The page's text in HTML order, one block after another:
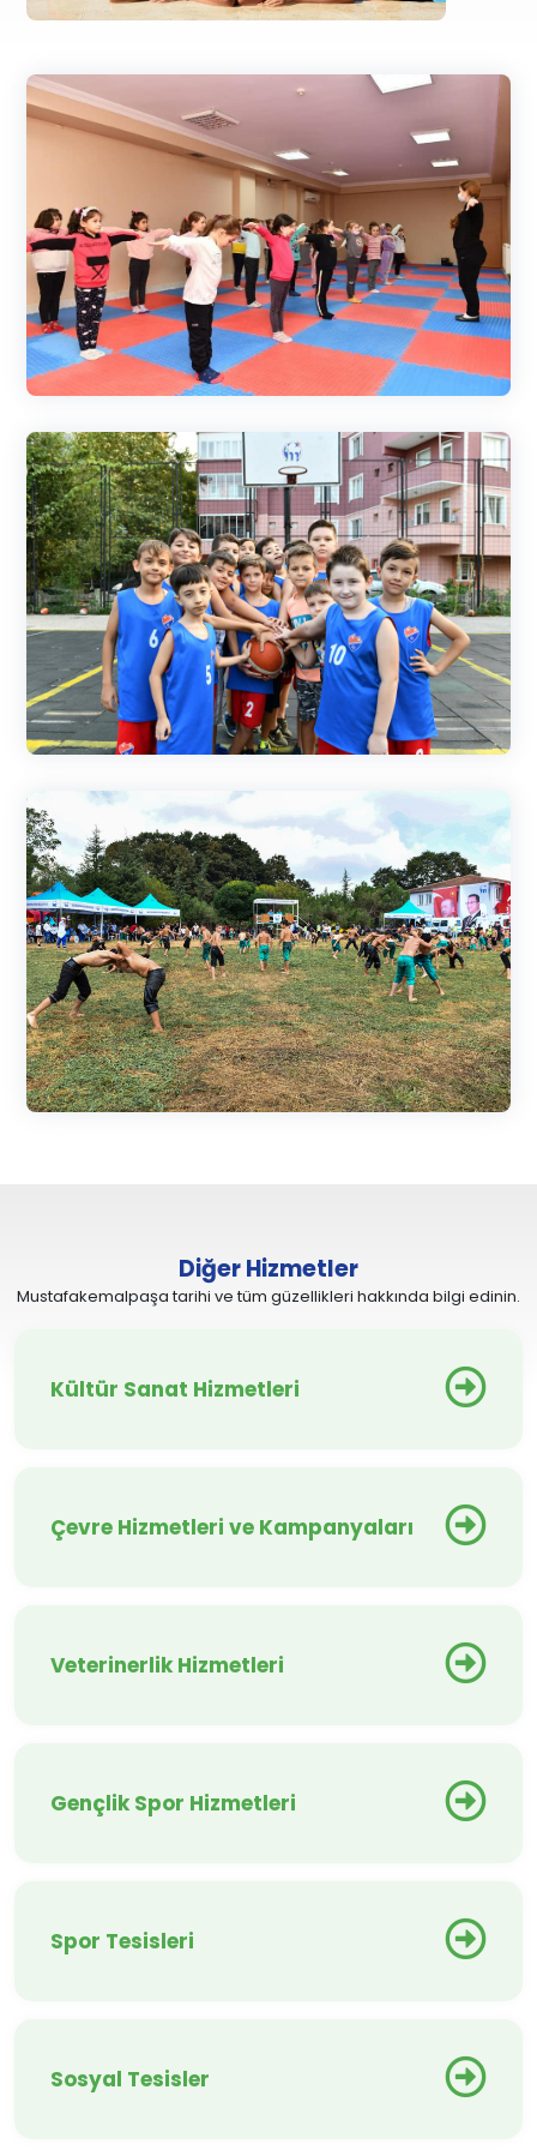
Diğer Hizmetler
Mustafakemalpaşa tarihi ve tüm güzellikleri hakkında bilgi edinin.
Kültür Sanat Hizmetleri
Çevre Hizmetleri ve Kampanyaları
Veterinerlik Hizmetleri
Gençlik Spor Hizmetleri
Spor Tesisleri
Sosyal Tesisler